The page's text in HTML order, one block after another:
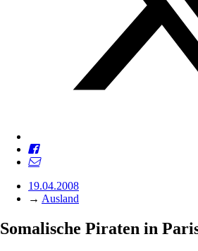
19.04.2008
→ Ausland
Somalische Piraten in